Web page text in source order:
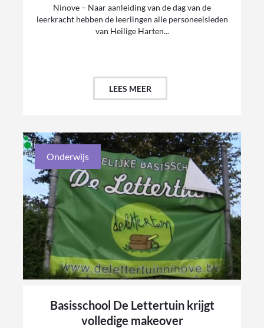
Ninove – Naar aanleiding van de dag van de
leerkracht hebben de leerlingen alle personeelsleden
van Heilige Harten...
LEES MEER
Onderwijs
Basisschool De Lettertuin krijgt
volledige makeover